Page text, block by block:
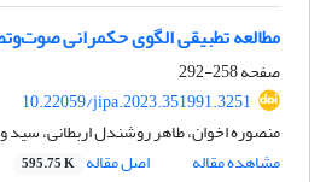
مطالعه تطبیقی الگوی حکمرانی
صفحه258-292
10.22059/jipa.2023.351991.3251
منصوره اخوان، طاهر روشندل اربطانی، سید
مشاهده مقاله
اصل مقاله 595.75 K